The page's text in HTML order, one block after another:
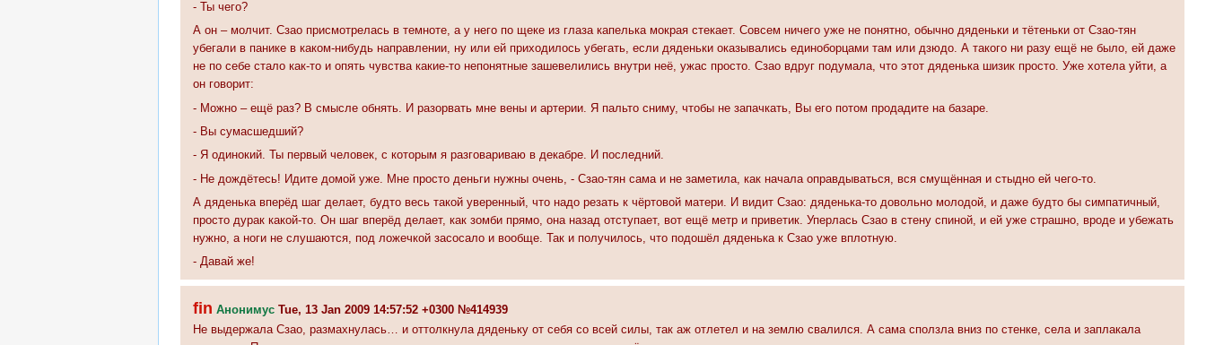
- Ты чего?
А он – молчит. Сзао присмотрелась в темноте, а у него по щеке из глаза капелька мокрая стекает. Совсем ничего уже не понятно, обычно дяденьки и тётеньки от Сзао-тян
убегали в панике в каком-нибудь направлении, ну или ей приходилось убегать, если дяденьки оказывались единоборцами там или дзюдо. А такого ни разу ещё не было, ей даже
не по себе стало как-то и опять чувства какие-то непонятные зашевелились внутри неё, ужас просто. Сзао вдруг подумала, что этот дяденька шизик просто. Уже хотела уйти, а
он говорит:
- Можно – ещё раз? В смысле обнять. И разорвать мне вены и артерии. Я пальто сниму, чтобы не запачкать, Вы его потом продадите на базаре.
- Вы сумасшедший?
- Я одинокий. Ты первый человек, с которым я разговариваю в декабре. И последний.
- Не дождётесь! Идите домой уже. Мне просто деньги нужны очень, - Сзао-тян сама и не заметила, как начала оправдываться, вся смущённая и стыдно ей чего-то.
А дяденька вперёд шаг делает, будто весь такой уверенный, что надо резать к чёртовой матери. И видит Сзао: дяденька-то довольно молодой, и даже будто бы симпатичный,
просто дурак какой-то. Он шаг вперёд делает, как зомби прямо, она назад отступает, вот ещё метр и приветик. Уперлась Сзао в стену спиной, и ей уже страшно, вроде и убежать
нужно, а ноги не слушаются, под ложечкой засосало и вообще. Так и получилось, что подошёл дяденька к Сзао уже вплотную.
- Давай же!
fin Анонимус Tue, 13 Jan 2009 14:57:52 +0300 №414939
Не выдержала Сзао, размахнулась… и оттолкнула дяденьку от себя со всей силы, так аж отлетел и на землю свалился. А сама сползла вниз по стенке, села и заплакала